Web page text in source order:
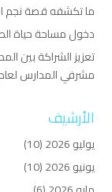
ما تكشفه قصة نجم
دخول مساحة حياة
تعزيز الشراكة بين
مشرفي المدارس لعام
الأرشيف
يوليو 2026
(10)
يونيو 2026
(10)